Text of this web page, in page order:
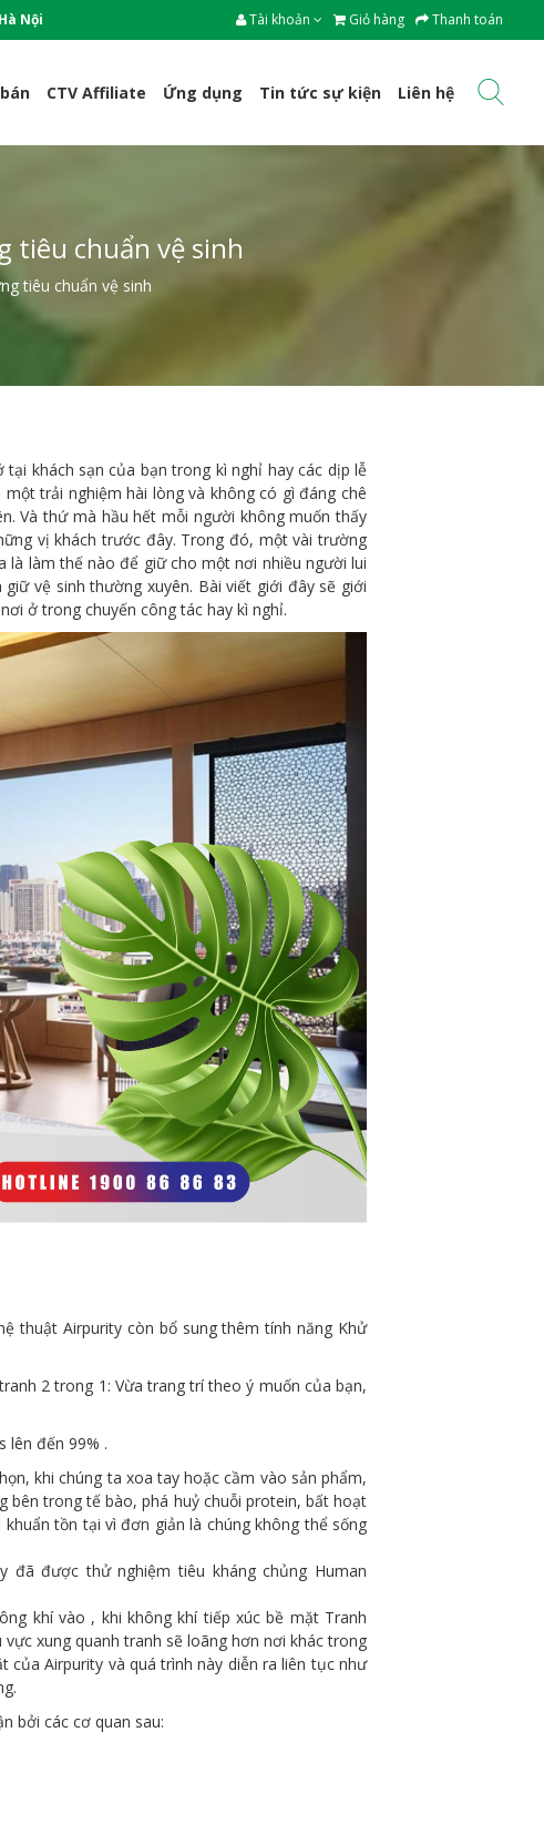
Nội Tài khoản Giỏ hàng Thanh toán
CTV Affiliate Ứng dụng Tin tức sự kiện Liên hệ
tiêu chuẩn vệ sinh
tiêu chuẩn vệ sinh
khách sạn của bạn trong kì nghỉ hay các dịp lễ
trải nghiệm hài lòng và không có gì đáng chê
Và thứ mà hầu hết mỗi người không muốn thấy
vị khách trước đây. Trong đó, một vài trường
là làm thế nào để giữ cho một nơi nhiều người lui
giữ vệ sinh thường xuyên. Bài viết giới đây sẽ giới
ở trong chuyến công tác hay kì nghỉ.
thuật Airpurity còn bổ sung thêm tính năng Khử
2 trong 1: Vừa trang trí theo ý muốn của bạn,
lên đến 99% .
khi chúng ta xoa tay hoặc cầm vào sản phẩm,
bên trong tế bào, phá huỷ chuỗi protein, bất hoạt
tồn tại vì đơn giản là chúng không thể sống
đã được thử nghiệm tiêu kháng chủng Human
khí vào , khi không khí tiếp xúc bề mặt Tranh
xung quanh tranh sẽ loãng hơn nơi khác trong
Airpurity và quá trình này diễn ra liên tục như
bởi các cơ quan sau: